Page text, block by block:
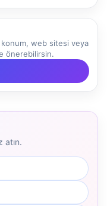
konum, web sitesi veya
önerebilirsin.
atın.